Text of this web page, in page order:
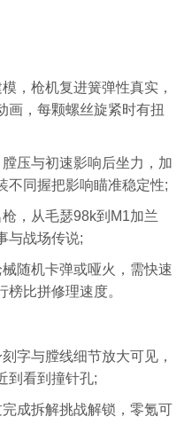
，枪机复进簧弹性真实，
画，每颗螺丝旋紧时有扭
压与初速影响后坐力，加
不同握把影响瞄准稳定性;
，从毛瑟98k到M1加兰
与战场传说;
随机卡弹或哑火，需快速
比拼修理速度。
字与膛线细节放大可见，
到看到撞针孔;
成拆解挑战解锁，零氪可